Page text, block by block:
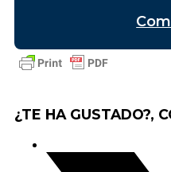
¿TE HA GUSTADO?,